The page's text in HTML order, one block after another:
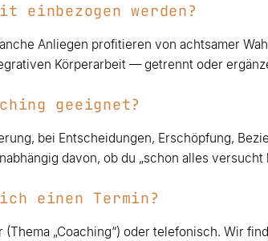
einbezogen werden?
Anliegen profitieren von achtsamer
Körperarbeit — getrennt oder
geeignet?
bei Entscheidungen, Erschöpfung,
davon, ob du „schon alles versucht
einen Termin?
(Thema „Coaching“) oder telefonisch. Wir